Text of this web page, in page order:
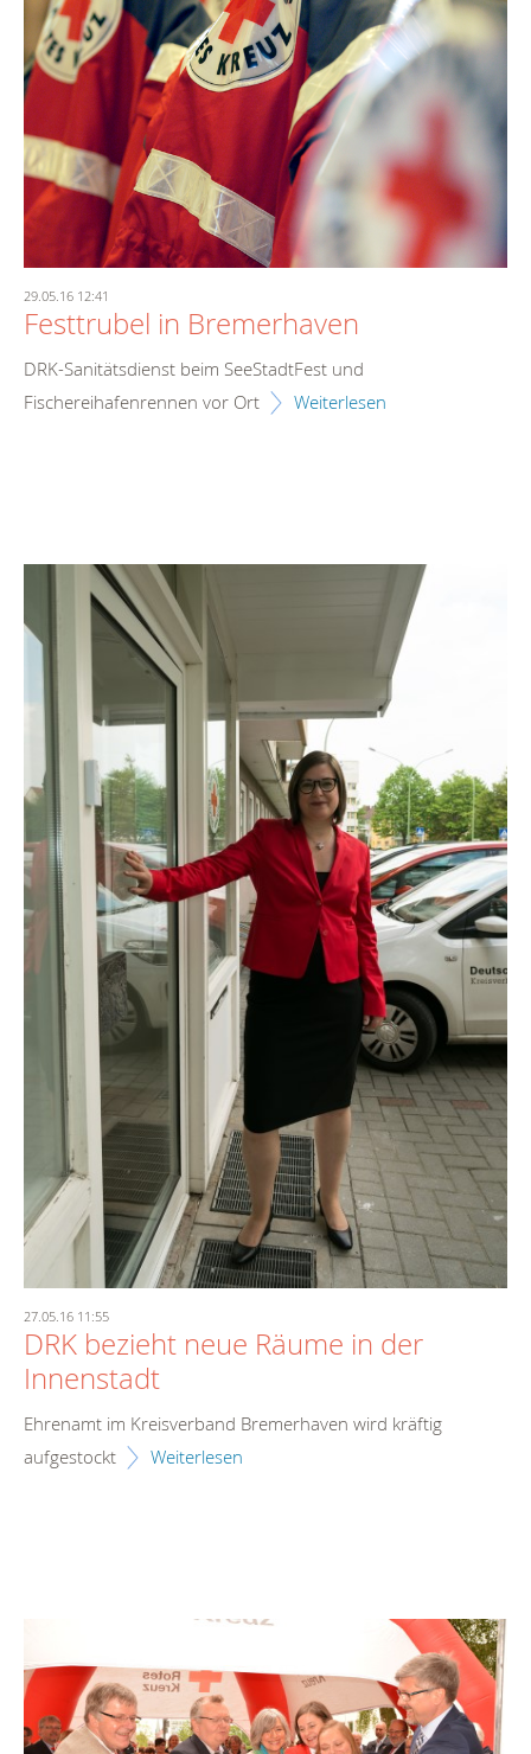
29.05.16 12:41
Festtrubel in Bremerhaven
DRK-Sanitätsdienst beim SeeStadtFest und
Fischereihafenrennen vor Ort
Weiterlesen
27.05.16 11:55
DRK bezieht neue Räume in der
Innenstadt
Ehrenamt im Kreisverband Bremerhaven wird kräftig
aufgestockt
Weiterlesen